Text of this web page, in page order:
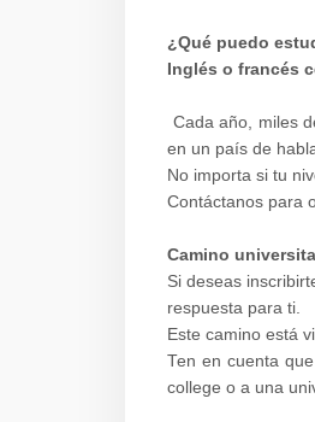
¿Qué puedo
Inglés o francés
Cada año, miles
en un país de
No importa si tu
Contáctanos para
Camino
Si deseas
respuesta para ti.
Este camino está
Ten en cuenta
college o a una